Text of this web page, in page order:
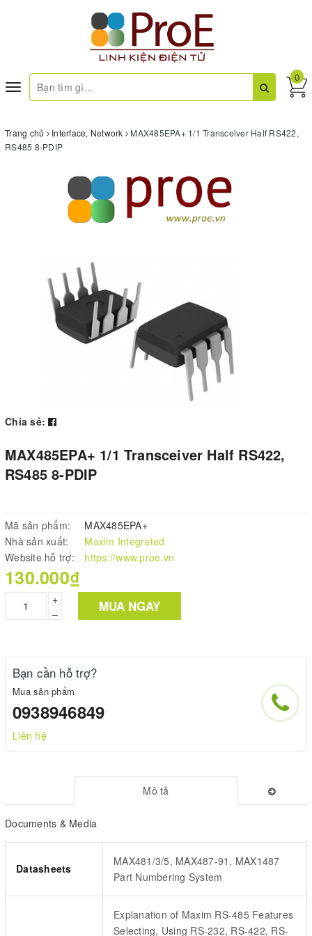
Toggle
navigation
0
Trang chủ Interface, Network
MAX485EPA+ 1/1 Transceiver Half RS422,
RS485 8-PDIP
Chia sẻ:
MAX485EPA+ 1/1 Transceiver Half RS422,
RS485 8-PDIP
Mã sản phẩm:
MAX485EPA+
Nhà sản xuất:
Maxim Integrated
Website hỗ trợ:
https://www.proe.vn
130.000₫
+
–
MUA NGAY
Bạn cần hỗ trợ?
Mua sản phẩm
0938946849
Liên hệ
Mô tả
Documents & Media
Datasheets
MAX481/3/5, MAX487-91, MAX1487
Part Numbering System
Explanation of Maxim RS-485 Features
Selecting, Using RS-232, RS-422, RS-